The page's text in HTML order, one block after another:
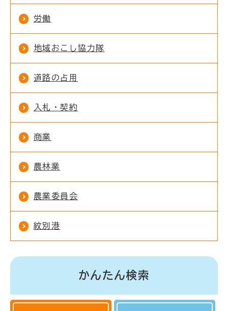
労働
地域おこし協力隊
道路の占用
入札・契約
商業
農林業
農業委員会
紋別港
かんたん検索